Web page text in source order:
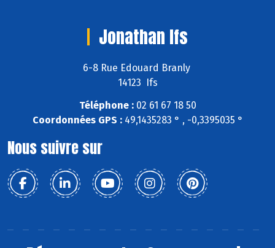
Jonathan Ifs
6-8 Rue Edouard Branly
14123 Ifs
Téléphone :02 61 67 18 50
Coordonnées GPS :49,1435283 ° , -0,3395035 °
Nous suivre sur